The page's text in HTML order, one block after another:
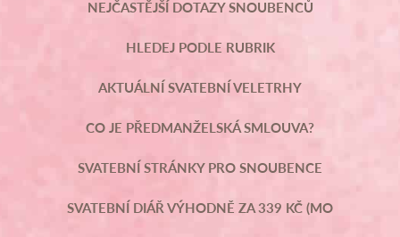
NEJČASTĚJŠÍ DOTAZY SNOUBENCŮ
HLEDEJ PODLE RUBRIK
AKTUÁLNÍ SVATEBNÍ VELETRHY
CO JE PŘEDMANŽELSKÁ SMLOUVA?
SVATEBNÍ STRÁNKY PRO SNOUBENCE
SVATEBNÍ DIÁŘ VÝHODNĚ ZA 339 KČ (MO